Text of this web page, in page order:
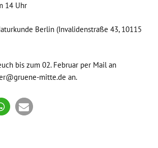
14 Uhr
Berlin (Invalidenstraße 43, 10115
bis zum 02. Februar per Mail an
mitte.de an.